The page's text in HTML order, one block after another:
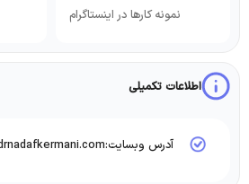
نمونه کارها در اینستاگرام
اطلاعات تکمیلی
آدرس وبسایت:www.drnadafkermani.com